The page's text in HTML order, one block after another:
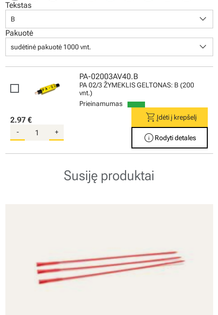
Tekstas
B keyboard_arrow_down
Pakuotė
sudėtinė pakuotė 1000 vnt. keyboard_arrow_down
PA-02003AV40.B
PA 02/3 ŽYMEKLIS GELTONAS: B (200
vnt.)
Prieinamumas
2.97 €
- +
shopping_cartĮdėti į krepšelį
info Rodyti detales
Susiję produktai